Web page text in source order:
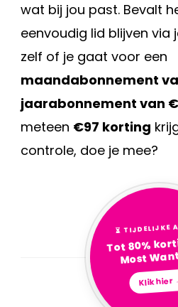
wat bij jou past. Bevalt
eenvoudig lid blijven via
zelf of je gaat voor een
maandabonnement
jaarabonnement van
meteen €97 korting
controle, doe je mee?
⏳ TIJDELIJKE
Tot 80%
Most
Klik hier